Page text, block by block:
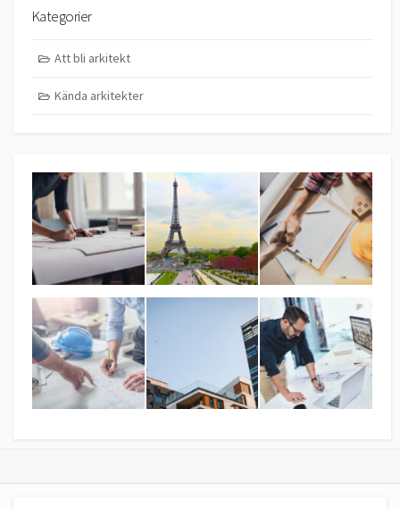
Kategorier
Att bli arkitekt
Kända arkitekter